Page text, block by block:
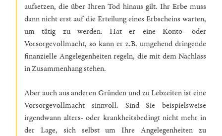
aufsetzen, die über Ihren Tod hinaus gilt. Ihr Erbe muss
dann nicht erst auf die Erteilung eines Erbscheins warten,
um tätig zu werden. Hat er eine Konto- oder
Vorsorgevollmacht, so kann er z.B. umgehend dringende
finanzielle Angelegenheiten regeln, die mit dem Nachlass
in Zusammenhang stehen.
Aber auch aus anderen Gründen und zu Lebzeiten ist eine
Vorsorgevollmacht sinnvoll. Sind Sie beispielsweise
irgendwann alters- oder krankheitsbedingt nicht mehr in
der Lage, sich selbst um Ihre Angelegenheiten zu